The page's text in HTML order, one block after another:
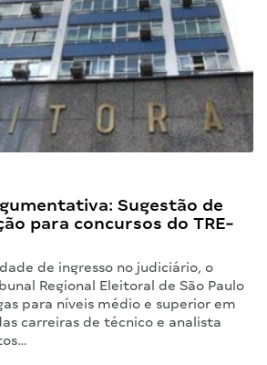
Sugestão de
para concursos do TRE-
de ingresso no judiciário, o
Regional Eleitoral de São Paulo
para níveis médio e superior em
carreiras de técnico e analista